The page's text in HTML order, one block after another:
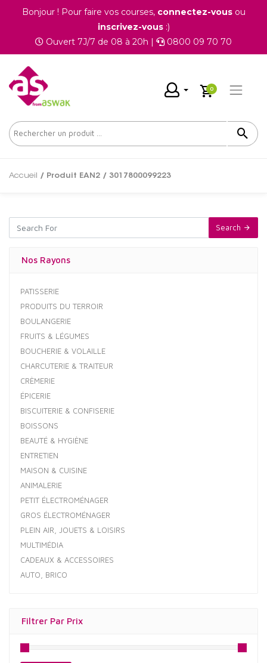
Bonjour ! Pour faire vos courses, connectez-vousou
inscrivez-vous:)
Ouvert 7J/7 de 08 à 20h |
0800 09 70 70
0
Accueil / Produit EAN2 / 3017800099223
Search
Nos Rayons
PATISSERIE
PRODUITS DU TERROIR
BOULANGERIE
FRUITS & LÉGUMES
BOUCHERIE & VOLAILLE
CHARCUTERIE & TRAITEUR
CRÈMERIE
ÉPICERIE
BISCUITERIE & CONFISERIE
BOISSONS
BEAUTÉ & HYGIÈNE
ENTRETIEN
MAISON & CUISINE
ANIMALERIE
PETIT ÉLECTROMÉNAGER
GROS ÉLECTROMÉNAGER
PLEIN AIR, JOUETS & LOISIRS
MULTIMÉDIA
CADEAUX & ACCESSOIRES
AUTO, BRICO
Filtrer Par Prix